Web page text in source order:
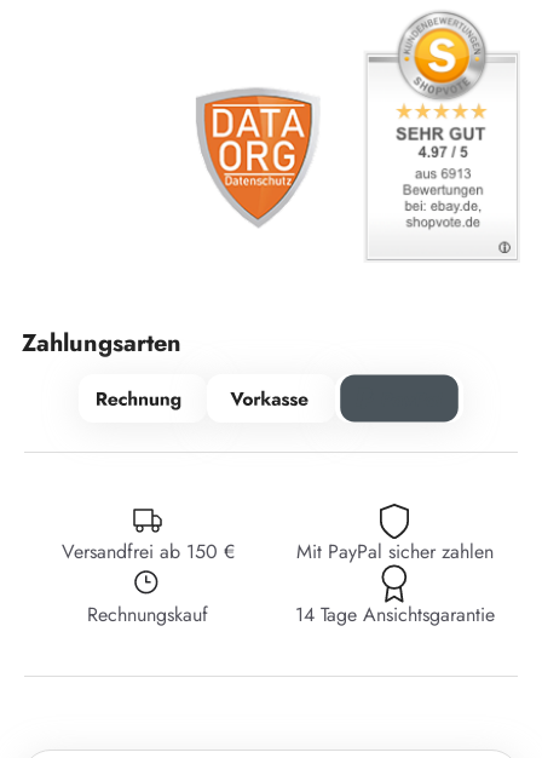
Zahlungsarten
Versandfrei ab 150 € Mit PayPal sicher zahlen
Rechnungskauf 14 Tage Ansichtsgarantie